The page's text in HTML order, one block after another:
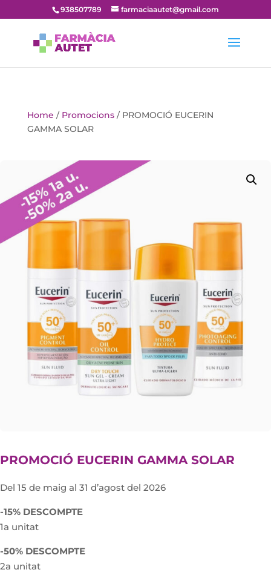
938507789 farmaciaautet@gmail.com
Home / Promocions/ PROMOCIÓ EUCERIN
GAMMA SOLAR
PROMOCIÓ EUCERIN GAMMA SOLAR
Del 15 de maig al 31 d’agost del 2026
-15% DESCOMPTE
1a unitat
-50% DESCOMPTE
2a unitat